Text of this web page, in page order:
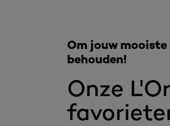
Onze
Om jouw
behouden!